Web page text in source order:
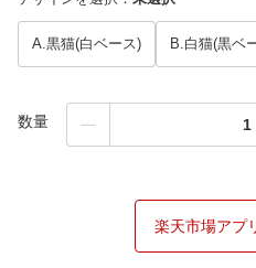
A.黒猫(白ベース) B.白猫(黒ベ
数量
楽天市場アプ